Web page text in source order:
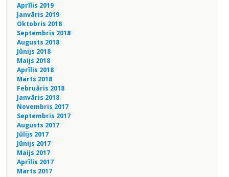
Aprīlis 2019
Janvāris 2019
Oktobris 2018
Septembris 2018
Augusts 2018
Jūnijs 2018
Maijs 2018
Aprīlis 2018
Marts 2018
Februāris 2018
Janvāris 2018
Novembris 2017
Septembris 2017
Augusts 2017
Jūlijs 2017
Jūnijs 2017
Maijs 2017
Aprīlis 2017
Marts 2017